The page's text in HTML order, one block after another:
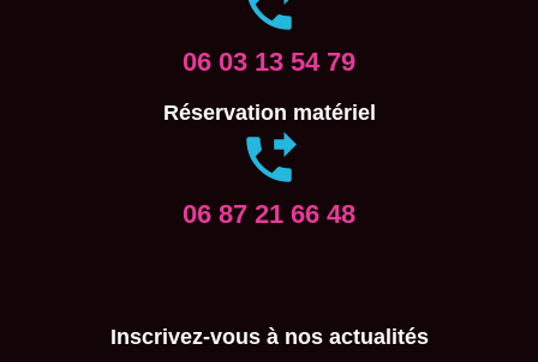
06 03 13 54 79
Réservation matériel
06 87 21 66 48
Inscrivez-vous à nos actualités